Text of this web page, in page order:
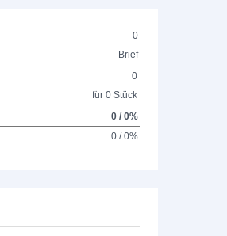
0
Brief
0
für 0 Stück
0 / 0%
0 / 0%